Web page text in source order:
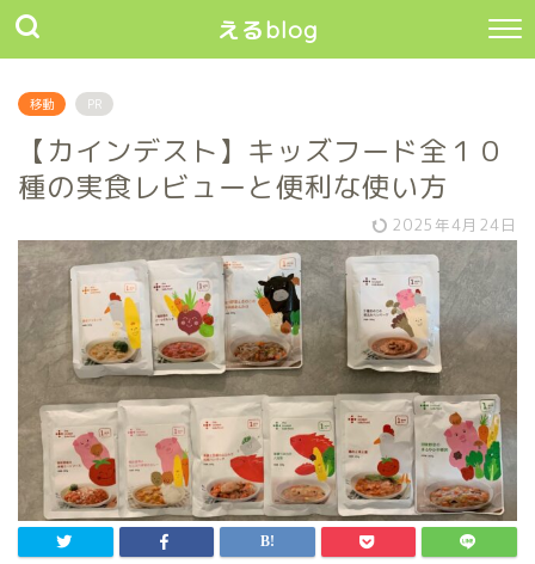
えるblog
移動 PR
【カインデスト】キッズフード全１０
種の実食レビューと便利な使い方
2025年4月24日